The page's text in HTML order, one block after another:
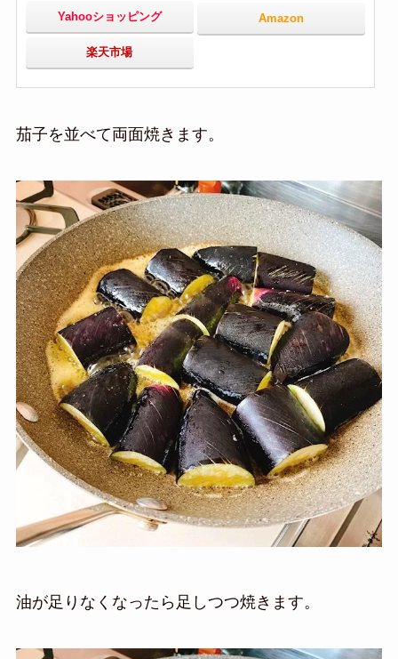
Yahooショッピング Amazon
楽天市場
茄子を並べて両面焼きます。
油が足りなくなったら足しつつ焼きます。